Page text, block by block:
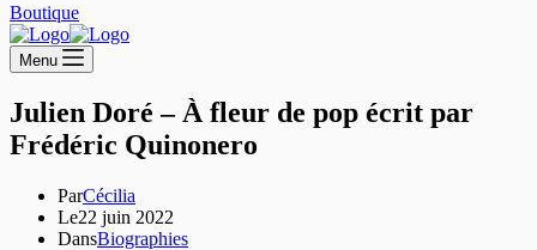
Boutique
Menu
Julien Doré – À fleur de pop écrit par
Frédéric Quinonero
ParCécilia
Le22 juin 2022
DansBiographies